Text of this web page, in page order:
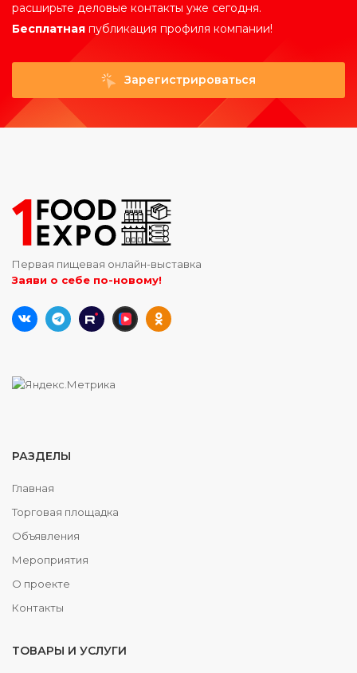
расширьте деловые контакты уже сегодня.
Бесплатная публикация профиля компании!
Зарегистрироваться
Первая пищевая онлайн-выставка
Заяви о себе по-новому!
РАЗДЕЛЫ
Главная
Торговая площадка
Объявления
Мероприятия
О проекте
Контакты
ТОВАРЫ И УСЛУГИ